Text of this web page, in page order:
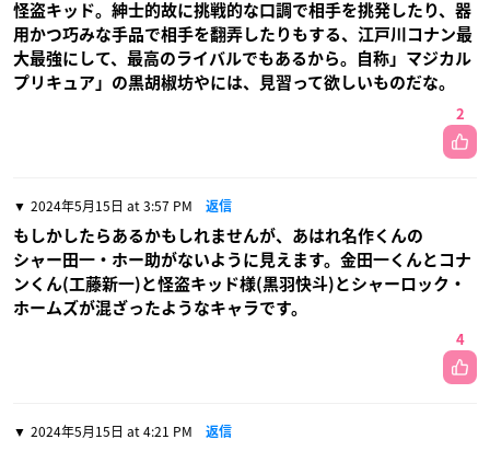
怪盗キッド。紳士的故に挑戦的な口調で相手を挑発したり、器
用かつ巧みな手品で相手を翻弄したりもする、江戸川コナン最
大最強にして、最高のライバルでもあるから。自称」マジカル
プリキュア」の黒胡椒坊やには、見習って欲しいものだな。
2
2024年5月15日 at 3:57 PM 返信
もしかしたらあるかもしれませんが、あはれ名作くんの
シャー田一・ホー助がないように見えます。金田一くんとコナ
ンくん(工藤新一)と怪盗キッド様(黒羽快斗)とシャーロック・
ホームズが混ざったようなキャラです。
4
2024年5月15日 at 4:21 PM 返信